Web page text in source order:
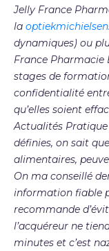
Jelly France
la
dynamiques) ou
France Pharmacie
stages de
confidentialité
qu’elles soient
Actualités
définies, on sait
alimentaires,
On ma conseillé
information fiable
recommande
l’acquéreur ne
minutes et c’est